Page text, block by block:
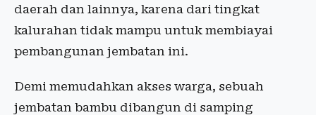
daerah dan lainnya, karena dari tingkat
kalurahan tidak mampu untuk membiayai
pembangunan jembatan ini.
Demi memudahkan akses warga, sebuah
jembatan bambu dibangun di samping